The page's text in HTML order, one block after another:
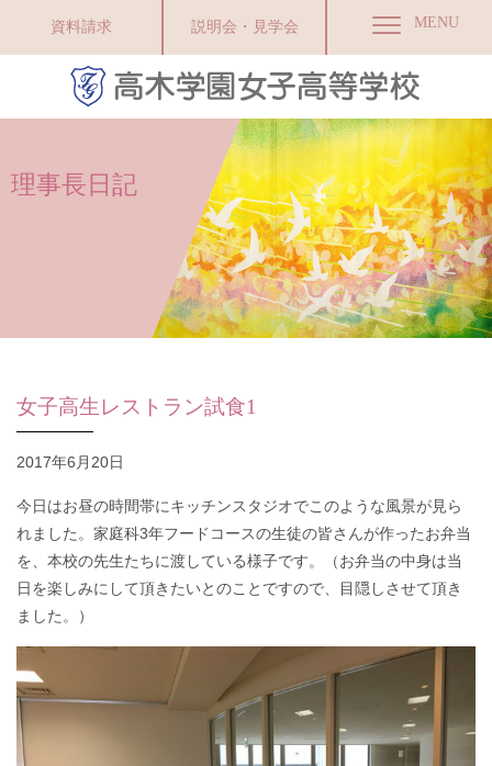
資料請求 説明会・見学会 MENU
理事長日記
女子高生レストラン試食1
2017年6月20日
今日はお昼の時間帯にキッチンスタジオでこのような風景が見ら
れました。家庭科3年フードコースの生徒の皆さんが作ったお弁当
を、本校の先生たちに渡している様子です。（お弁当の中身は当
日を楽しみにして頂きたいとのことですので、目隠しさせて頂き
ました。）